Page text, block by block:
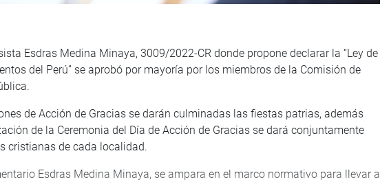
Esdras Medina Minaya, 3009/2022-CR donde propone declarar la “Ley de
del Perú” se aprobó por mayoría por los miembros de la Comisión de
de Acción de Gracias se darán culminadas las fiestas patrias, además
de la Ceremonia del Día de Acción de Gracias se dará conjuntamente
cristianas de cada localidad.
Esdras Medina Minaya, se ampara en el marco normativo para llevar a